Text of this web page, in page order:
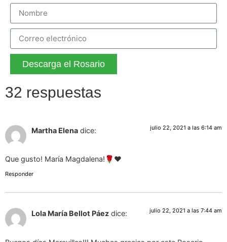
Descarga el Rosario
32 respuestas
Martha Elena dice: julio 22, 2021 a las 6:14 am
Que gusto! María Magdalena!🌹❤️
Responder
Lola María Bellot Páez dice: julio 22, 2021 a las 7:44 am